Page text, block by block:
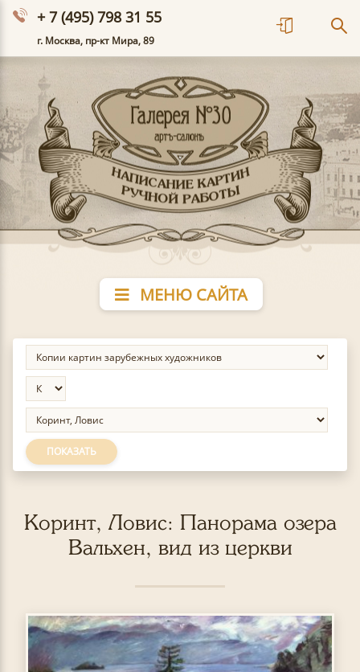
+ 7 (495) 798 31 55
г. Москва, пр-кт Мира, 89
МЕНЮ САЙТА
ПОКАЗАТЬ
Коринт, Ловис: Панорама озера
Вальхен, вид из церкви